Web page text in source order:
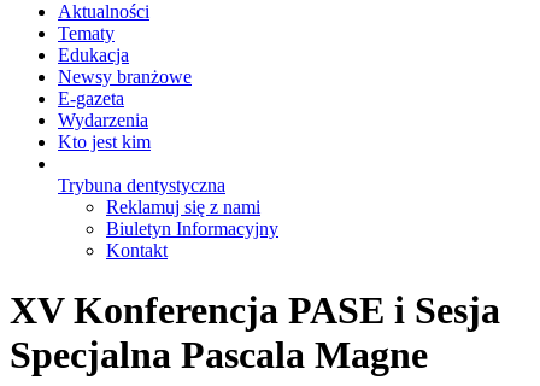
Aktualności
Tematy
Edukacja
Newsy branżowe
E-gazeta
Wydarzenia
Kto jest kim
Trybuna dentystyczna
Reklamuj się z nami
Biuletyn Informacyjny
Kontakt
XV Konferencja PASE i Sesja
Specjalna Pascala Magne